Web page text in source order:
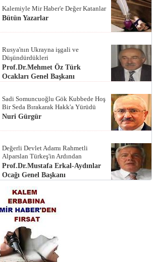
Kalemiyle Mir Haber'e Değer Katanlar
Bütün Yazarlar
Rusya'nın Ukrayna işgali ve
Düşündürdükleri
Prof.Dr.Mehmet Öz Türk
Ocakları Genel Başkanı
Sadi Somuncuoğlu Gök Kubbede Hoş
Bir Seda Bırakarak Hakk'a Yürüdü
Nuri Gürgür
Değerli Devlet Adamı Rahmetli
Alparslan Türkeş'in Ardından
Prof.Dr.Mustafa Erkal-Aydınlar
Ocağı Genel Başkanı